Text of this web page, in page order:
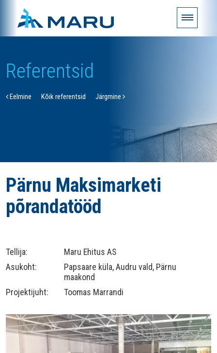
Referentsid
Eelmine Kõik referentsid Järgmine
Pärnu Maksimarketi
põrandatööd
Tellija:
Maru Ehitus AS
Asukoht:
Papsaare küla, Audru vald, Pärnu
maakond
Projektijuht:
Toomas Marrandi